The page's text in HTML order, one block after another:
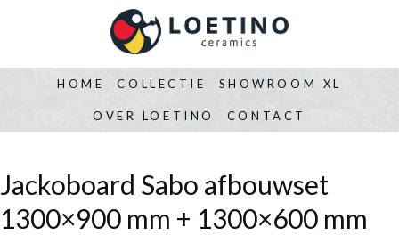
HOME COLLECTIE SHOWROOM XL
OVER LOETINO CONTACT
Jackoboard Sabo afbouwset
1300×900 mm + 1300×600 mm